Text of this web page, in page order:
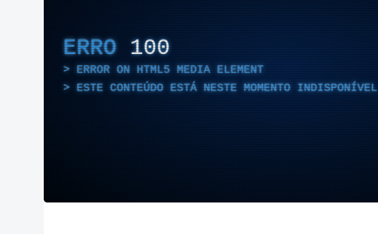
ERRO 100
ERROR ON HTML5 MEDIA ELEMENT
ESTE CONTEÚDO ESTÁ NESTE MOMENTO INDISPONÍVEL